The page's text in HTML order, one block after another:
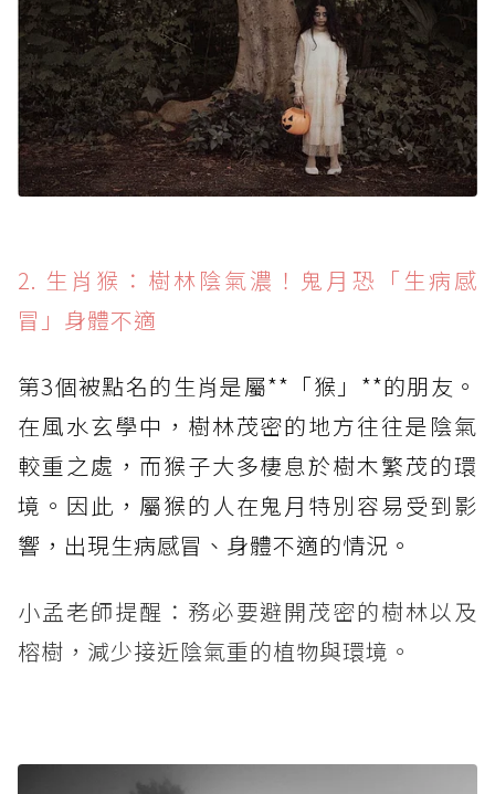
2. 生肖猴：樹林陰氣濃！鬼月恐「生病感
冒」身體不適
第3個被點名的生肖是屬**「猴」**的朋友。
在風水玄學中，樹林茂密的地方往往是陰氣
較重之處，而猴子大多棲息於樹木繁茂的環
境。因此，屬猴的人在鬼月特別容易受到影
響，出現生病感冒、身體不適的情況。
小孟老師提醒：務必要避開茂密的樹林以及
榕樹，減少接近陰氣重的植物與環境。